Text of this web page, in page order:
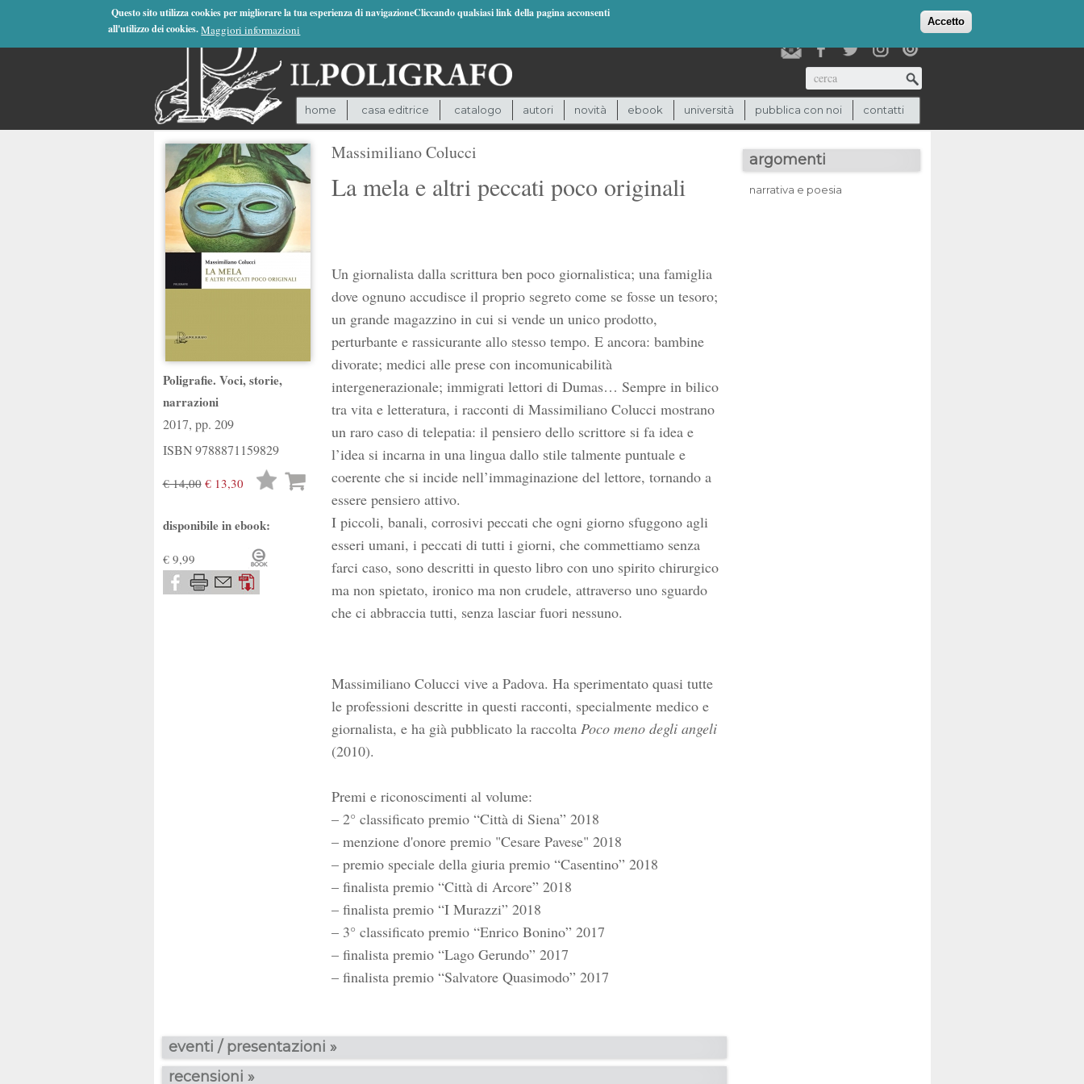
Questo sito utilizza cookies per migliorare la tua esperienza di navigazioneCliccando qualsiasi link della pagina acconsenti
all'utilizzo dei cookies. Maggiori informazioni
Accetto
(0)
Cerca
home casa editrice catalogo autori novità ebook università pubblica con noi contatti
Poligrafie. Voci, storie,
narrazioni
2017, pp. 209
ISBN9788871159829
€ 14,00€ 13,30
Lista
disponibile in ebook:
€ 9,99
Massimiliano Colucci
La mela e altri peccati poco originali
Un giornalista dalla scrittura ben poco giornalistica; una famiglia
dove ognuno accudisce il proprio segreto come se fosse un tesoro;
un grande magazzino in cui si vende un unico prodotto,
perturbante e rassicurante allo stesso tempo. E ancora: bambine
divorate; medici alle prese con incomunicabilità
intergenerazionale; immigrati lettori di Dumas… Sempre in bilico
tra vita e letteratura, i racconti di Massimiliano Colucci mostrano
un raro caso di telepatia: il pensiero dello scrittore si fa idea e
l’idea si incarna in una lingua dallo stile talmente puntuale e
coerente che si incide nell’immaginazione del lettore, tornando a
essere pensiero attivo.
I piccoli, banali, corrosivi peccati che ogni giorno sfuggono agli
esseri umani, i peccati di tutti i giorni, che commettiamo senza
farci caso, sono descritti in questo libro con uno spirito chirurgico
ma non spietato, ironico ma non crudele, attraverso uno sguardo
che ci abbraccia tutti, senza lasciar fuori nessuno.
Massimiliano Colucci vive a Padova. Ha sperimentato quasi tutte
le professioni descritte in questi racconti, specialmente medico e
giornalista, e ha già pubblicato la raccolta Poco meno degli angeli
(2010).
Premi e riconoscimenti al volume:
– 2° classificato premio “Città di Siena” 2018
– menzione d'onore premio "Cesare Pavese" 2018
– premio speciale della giuria premio “Casentino” 2018
– finalista premio “Città di Arcore” 2018
– finalista premio “I Murazzi” 2018
– 3° classificato premio “Enrico Bonino” 2017
– finalista premio “Lago Gerundo” 2017
– finalista premio “Salvatore Quasimodo” 2017
eventi / presentazioni »
recensioni »
argomenti
narrativa e poesia